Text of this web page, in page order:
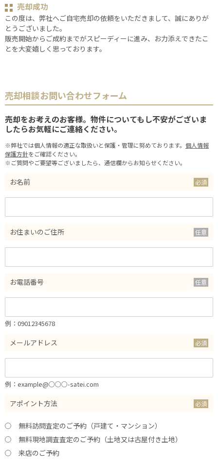
売却成功
この度は、弊社へご自宅売却の依頼をいただきまして、誠にありが
とうございました。
販売開始からご成約までがスピーディーに進み、お力添えできたこ
とを大変嬉しく思っております。
売却相談お問い合わせフォーム
売却をお考えのお客様。物件についてもし不安がございま
したらお気軽にご連絡ください。
※弊社では個人情報の適正な取扱いと保護・管理に努めております。 個人情報
保護方針をご確認ください。
※ご質問やご要望等ございましたら、通信欄からお知らせください。
お名前
お住まいのご住所
お電話番号
例：09012345678
メールアドレス
例：example@○○○-satei.com
アポイント方法
無料訪問査定のご予約（戸建て・マンション）
無料現地調査査定のご予約（土地又は古屋付き土地）
来店のご予約